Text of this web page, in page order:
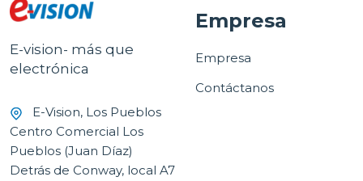
E-vision- más que
electrónica
E-Vision, Los Pueblos
Centro Comercial Los
Pueblos (Juan Díaz)
Detrás de Conway, local A7
Empresa
Empresa
Contáctanos